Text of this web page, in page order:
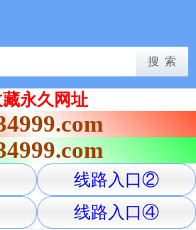
藏永久网址
线路入口②
线路入口④